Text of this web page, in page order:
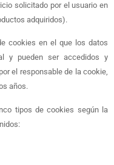
solicitado por el usuario en
adquiridos).
cookies en el que los datos
y pueden ser accedidos y
el responsable de la cookie,
años.
tipos de cookies según la